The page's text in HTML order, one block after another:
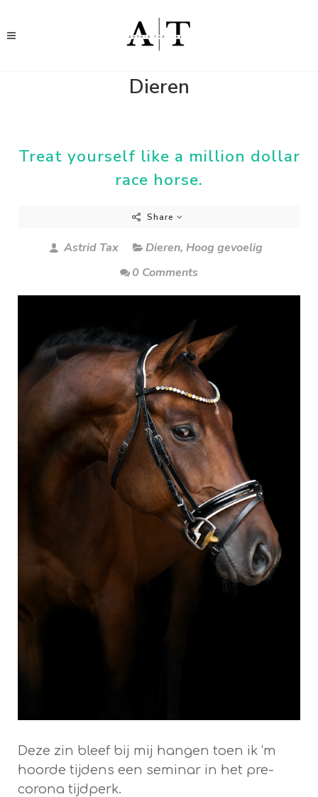
Dieren
Treat yourself like a million dollar
race horse.
Share
Astrid Tax Dieren, Hoog gevoelig
0 Comments
Deze zin bleef bij mij hangen toen ik ‘m
hoorde tijdens een seminar in het pre-
corona tijdperk.